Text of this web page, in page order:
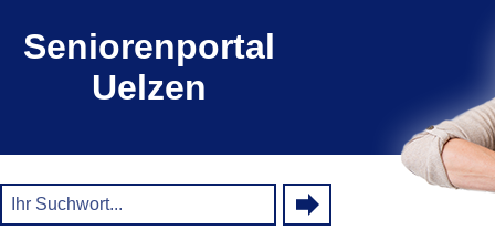
Seniorenportal
Uelzen